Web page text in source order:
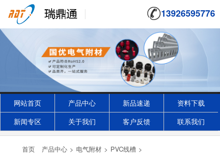
13926595776
网站首页 产品中心 新品速递
资料下载
新闻专区
关于我们 客户反馈 联系我们
首页 产品中心 > 电气附材 > PVC线槽 >
UJFX1-120型